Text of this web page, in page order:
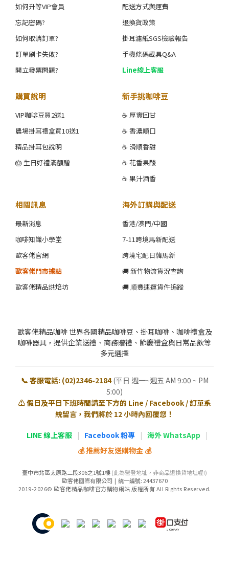
如何升等VIP會員
忘記密碼?
如何取消訂單?
訂單刷卡失敗?
開立發票問題?
配送方式與運費
退換貨政策
掛耳濾紙SGS檢驗報告
手機條碼載具Q&A
Line線上客服
購買說明
VIP咖啡豆買2送1
農場掛耳禮盒買10送1
精品掛耳包說明
🎂 生日好禮滿額贈
新手挑咖啡豆
☕ 厚實回甘
☕ 香濃順口
☕ 滑順香甜
☕ 花香果酸
☕ 果汁酒香
相關訊息
最新消息
咖啡知識小學堂
歐客佬官網
歐客佬門市據點
歐客佬精品烘焙坊
海外訂購與配送
香港/澳門/中國
7-11跨境馬新配送
跨境宅配日韓馬新
🚚 新竹物流貨況查詢
🚚 順豐速運貨件追蹤
歐客佬精品咖啡 世界各國精品咖啡豆、掛耳咖啡、咖啡禮盒及
咖啡器具，提供企業送禮、商務贈禮、節慶禮盒與日常品飲等
多元選擇
📞 客服電話: (02)2346-2184 (平日 週一~週五 AM 9:00 ~ PM
5:00)
⚠️ 假日及平日下班時間請至下方的 Line / Facebook / 訂單系
統留言，我們將於 12 小時內回覆您！
LINE 線上客服 | Facebook 粉專 | 海外 WhatsApp
|
💰 推薦好友送購物金 💰
臺中市北區太原路二段306之1號1樓(此為營登地址，非商品退換貨地址喔!)
歐客佬國際有限公司 | 統一編號: 24437670
2019-2026© 歐客佬精品咖啡官方購物網站 版權所有 All Rights Reserved.